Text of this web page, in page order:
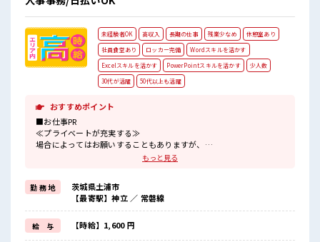
未経験者OK 高収入 長期の仕事 残業少なめ
休憩室あり
社員食堂あり
ロッカー完備
Wordスキルを活かす
Excelスキルを活かす
PowerPointスキルを活かす
少人数
30代が活躍
50代以上も活躍
おすすめポイント
■お仕事PR
≪プライベートが充実する≫
場合によってはお願いすることもありますが、
新しいことにチャレンジするのは不安だけど、
しっかり働く環境が整っています！
イチからスキルUP・ステップUP目指していきましょう！
≪様々なお仕事をご提案≫
一人で悩まず気軽に相談できる、
派遣のお仕事です！
もっと見る
勤 務 地
茨城県土浦市
【最寄駅】神立 ／ 常磐線
給 与 【時給】1,600 円